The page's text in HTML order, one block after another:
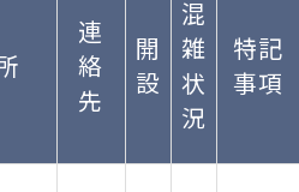
連
絡
先
開
設
混
雑
状
況
特記
事項